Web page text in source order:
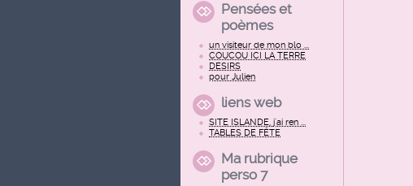
Pensées et
poèmes
un visiteur de mon blo ...
COUCOU ICI LA TERRE
DESIRS
pour Julien
liens web
SITE ISLANDE, j'ai ren ...
TABLES DE FÊTE
Ma rubrique
perso 7